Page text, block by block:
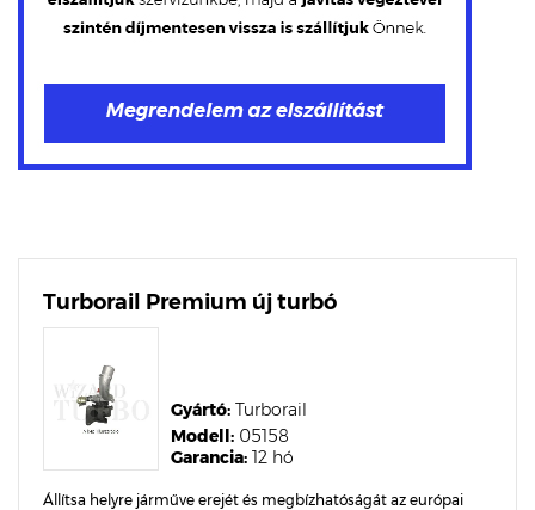
Turborail Premium új turbó
Garancia: 12 hó
Modell: 05158
Gyártó: Turborail
Állítsa helyre járműve erejét és megbízhatóságát az európai